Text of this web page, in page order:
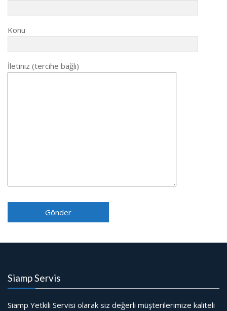
Konu
İletiniz (tercihe bağlı)
Siamp Servis
Siamp Yetkili Servisi olarak siz değerli müşterilerimize kaliteli